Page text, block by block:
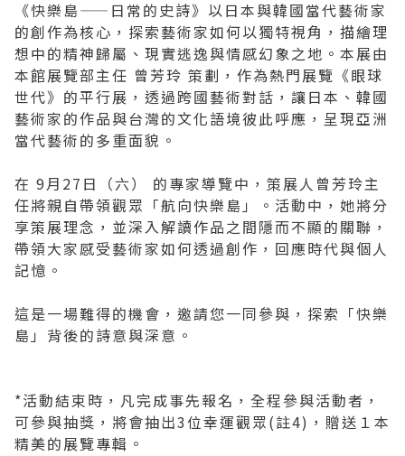
《快樂島——日常的史詩》以日本與韓國當代藝術家
的創作為核心，探索藝術家如何以獨特視角，描繪理
想中的精神歸屬、現實逃逸與情感幻象之地。本展由
本館展覽部主任 曾芳玲 策劃，作為熱門展覽《眼球
世代》的平行展，透過跨國藝術對話，讓日本、韓國
藝術家的作品與台灣的文化語境彼此呼應，呈現亞洲
當代藝術的多重面貌。
在 9月27日（六） 的專家導覽中，策展人曾芳玲主
任將親自帶領觀眾「航向快樂島」。活動中，她將分
享策展理念，並深入解讀作品之間隱而不顯的關聯，
帶領大家感受藝術家如何透過創作，回應時代與個人
記憶。
這是一場難得的機會，邀請您一同參與，探索「快樂
島」背後的詩意與深意。
*活動結束時，凡完成事先報名，全程參與活動者，
可參與抽獎，將會抽出3位幸運觀眾(註4)，贈送１本
精美的展覽專輯。